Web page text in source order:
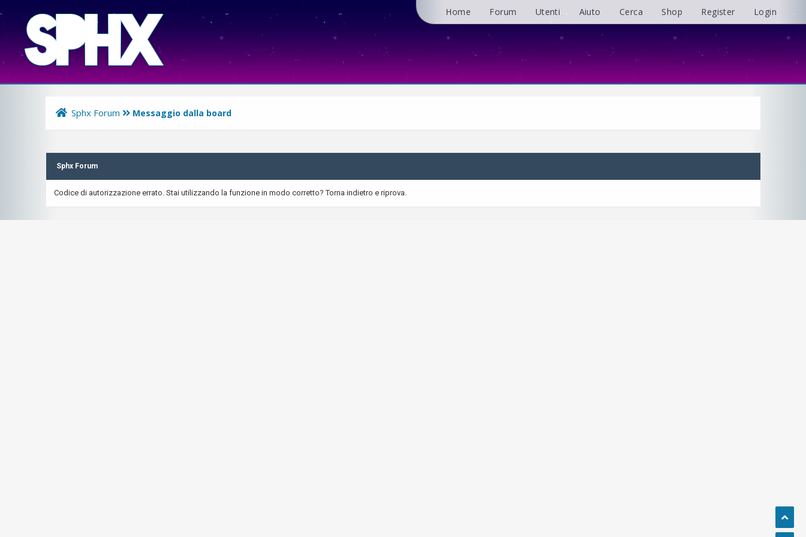
Home Forum Utenti Aiuto Cerca Shop Register Login
Sphx Forum Messaggio dalla board
Sphx Forum
Codice di autorizzazione errato. Stai utilizzando la funzione in modo corretto? Torna indietro e riprova.